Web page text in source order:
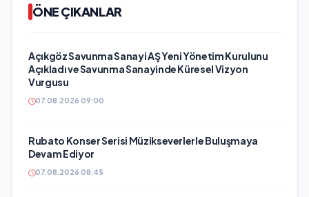
ÖNE ÇIKANLAR
Açıkgöz Savunma Sanayi AŞ Yeni Yönetim Kurulunu
Açıkladı ve Savunma Sanayinde Küresel Vizyon
Vurgusu
07.08.2026 09:00
Rubato Konser Serisi Müzikseverlerle Buluşmaya
Devam Ediyor
07.08.2026 08:45